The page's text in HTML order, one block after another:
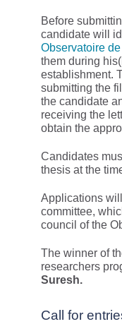
Before
candidate will
Observatoire
them during
establishment.
submitting the
the candidate
receiving the
obtain the
Candidates
thesis at the
Applications
committee,
council of the
The winner of
researchers
Suresh.
Call for